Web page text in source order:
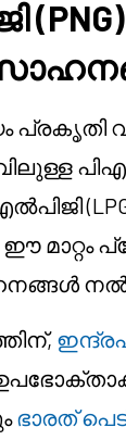
പ്രകൃതി
ഈ
ഭാരത്